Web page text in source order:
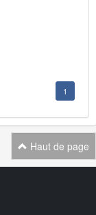
1
Haut de page